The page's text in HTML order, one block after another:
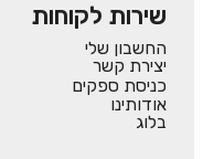
שירות לקוחות
החשבון שלי
יצירת קשר
כניסת ספקים
אודותינו
בלוג